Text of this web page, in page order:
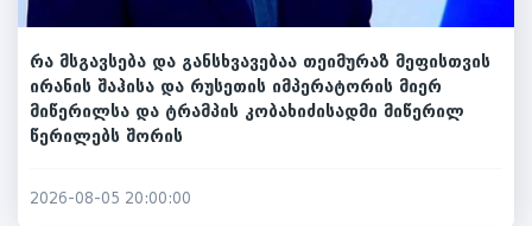
რა მსგავსება და განსხვავებაა თეიმურაზ მეფისთვის
ირანის შაჰისა და რუსეთის იმპერატორის მიერ
მიწერილსა და ტრამპის კობახიძისადმი მიწერილ
წერილებს შორის
2026-08-05 20:00:00